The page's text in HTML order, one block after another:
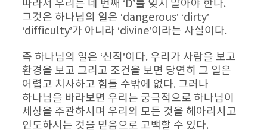
따라서 우리는 네 번째 ‘D’를 잊지 말아야 한다.
그것은 하나님의 일은 ‘dangerous’ ‘dirty’
‘difficulty’가 아니라 ‘divine’이라는 사실이다.
즉 하나님의 일은 ‘신적’이다. 우리가 사람을 보고
환경을 보고 그리고 조건을 보면 당연히 그 일은
어렵고 치사하고 힘들 수밖에 없다. 그러나
하나님을 바라보면 우리는 궁극적으로 하나님이
세상을 주관하시며 우리의 모든 것을 헤아리시고
인도하시는 것을 믿음으로 고백할 수 있다.